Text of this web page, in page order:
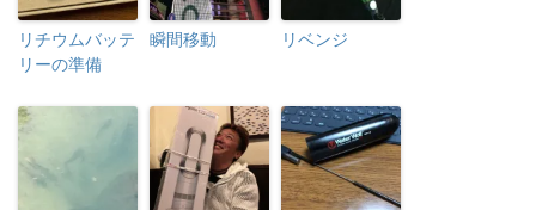
リチウムバッテ
リーの準備
瞬間移動 リベンジ